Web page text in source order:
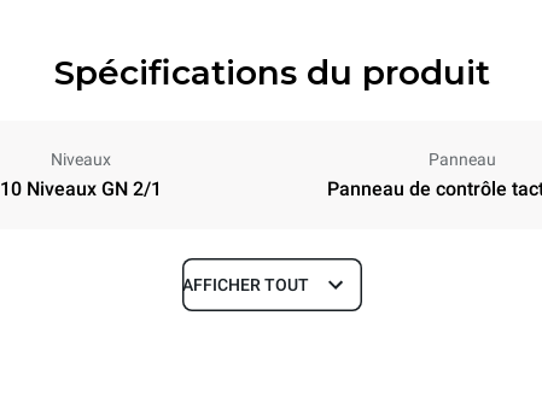
Spécifications du produit
Niveaux
10 Niveaux GN 2/1
Panneau
Panneau de contrôle
Profondeur
AFFICHER TOUT